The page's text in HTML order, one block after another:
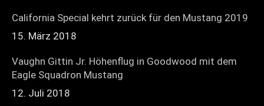
California Special kehrt zurück für den Mustang 2019
15. März 2018
Vaughn Gittin Jr. Höhenflug in Goodwood mit dem
Eagle Squadron Mustang
12. Juli 2018